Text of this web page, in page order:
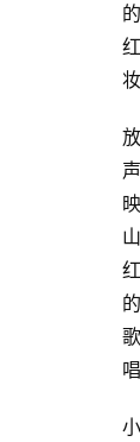
的
红
妆
放
声
映
山
红
的
歌
唱
小